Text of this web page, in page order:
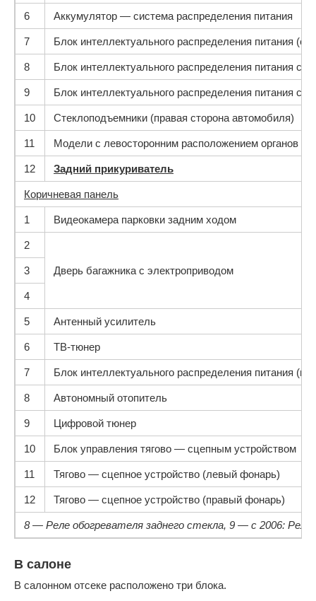
6 Аккумулятор — система распределения питания
7 Блок интеллектуального распределения питания
8 Блок интеллектуального распределения питания
9 Блок интеллектуального распределения питания
10 Стеклоподъемники (правая сторона автомобиля)
11 Модели с левосторонним расположением органов
12 Задний прикуриватель
Коричневая панель
1 Видеокамера парковки задним ходом
2
Дверь багажника с электроприводом
3
4
5 Антенный усилитель
6 ТВ-тюнер
7 Блок интеллектуального распределения питания
8 Автономный отопитель
9 Цифровой тюнер
10 Блок управления тягово — сцепным устройством
11 Тягово — сцепное устройство (левый фонарь)
12 Тягово — сцепное устройство (правый фонарь)
8 — Реле обогревателя заднего стекла, 9 — с 2006:
В салоне
В салонном отсеке расположено три блока.